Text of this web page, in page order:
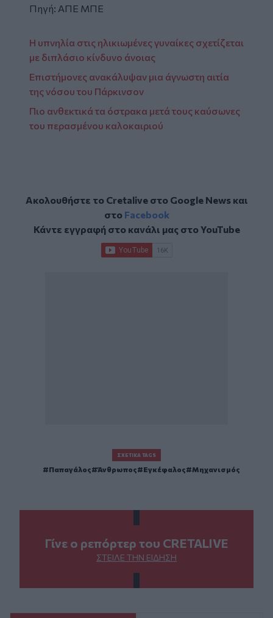
Πηγή: ΑΠΕ ΜΠΕ
Η υπνηλία στις ηλικιωμένες γυναίκες σχετίζεται
με διπλάσιο κίνδυνο άνοιας
Επιστήμονες ανακάλυψαν μια άγνωστη αιτία
της νόσου του Πάρκινσον
Πιο ανθεκτικά τα όστρακα μετά τους καύσωνες
του περασμένου καλοκαιριού
Ακολουθήστε το Cretalive στο Google Newsκαι
στο Facebook
Κάντε εγγραφή στο κανάλι μας στοYouTube
ΣΧΕΤΙΚΆ TAGS
Παπαγάλος Άνθρωπος Εγκέφαλος Μηχανισμός
Γίνε ο ρεπόρτερ του CRETALIVE
ΣΤΕΊΛΕ ΤΗΝ ΕΊΔΗΣΗ